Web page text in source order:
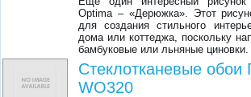
Optima – «Дерюжка». Этот
для создания стильного
дома или коттеджа, поскольку
бамбуковые или льняные циновки.
Стеклотканевые обои
WO320